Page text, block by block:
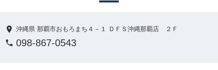
沖縄県 那覇市おもろまち４－１ ＤＦＳ沖縄那覇店 ２Ｆ
098-867-0543